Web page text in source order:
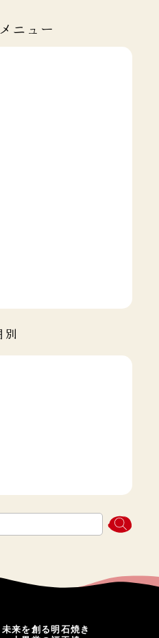
ニュー
別
未来を創る明石焼き